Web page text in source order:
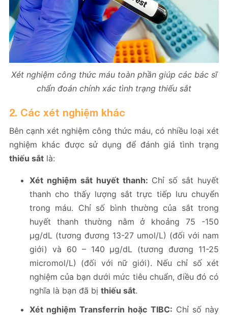
Xét nghiệm công thức máu toàn phần giúp các bác sĩ
chẩn đoán chính xác tình trạng thiếu sắt
2. Các xét nghiệm khác
Bên cạnh xét nghiệm công thức máu, có nhiều loại xét
nghiệm khác được sử dụng để đánh giá tình trạng
thiếu sắt là:
Xét nghiệm sắt huyết thanh: Chỉ số sắt huyết
thanh cho thấy lượng sắt trực tiếp lưu chuyển
trong máu. Chỉ số bình thường của sắt trong
huyết thanh thường nằm ở khoảng 75 -150
μg/dL (tương đương 13-27 umol/L) (đối với nam
giới) và 60 – 140 μg/dL (tương đương 11-25
micromol/L) (đối với nữ giới). Nếu chỉ số xét
nghiệm của bạn dưới mức tiêu chuẩn, điều đó có
nghĩa là bạn đã bị thiếu sắt.
Xét nghiệm Transferrin hoặc TIBC: Chỉ số này